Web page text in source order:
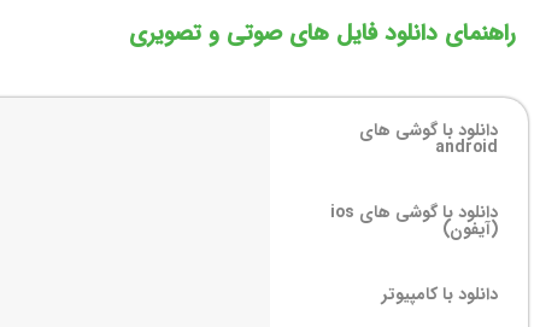
راهنمای دانلود فایل های صوتی و تصویری
دانلود با گوشی های
android
دانلود با گوشی های ios
(آیفون)
دانلود با کامپیوتر